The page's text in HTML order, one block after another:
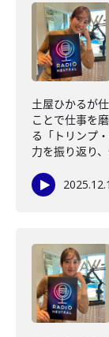
土屋ひかるが
ことで仕事を
る「トリンプ
力を振り返り